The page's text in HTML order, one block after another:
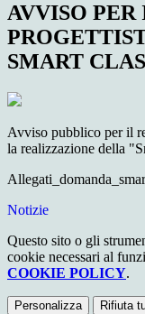
AVVISO
SMART
Avviso pubblico per il
la realizzazione della
Notizie
Questo sito o gli
cookie necessari al
COOKIE POLICY.
Personalizza Rifiuta